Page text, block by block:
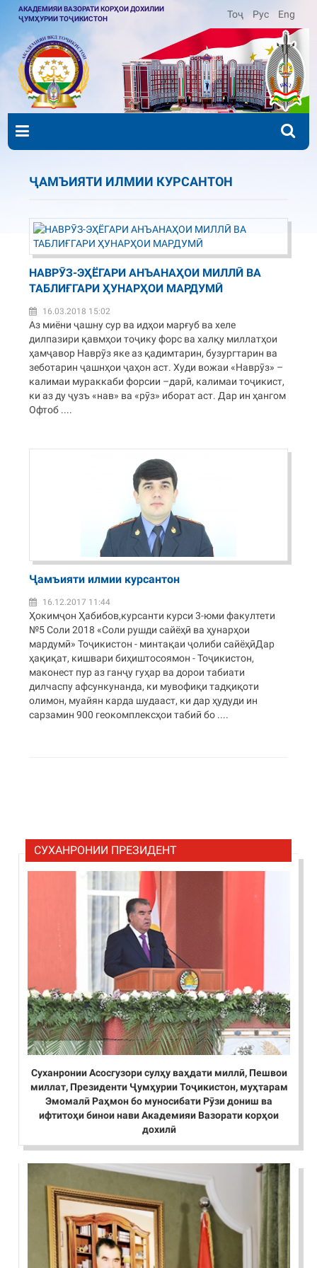
АКАДЕМИЯИ ВАЗОРАТИ КОРҲОИ ДОХИЛИИ
ҶУМҲУРИИ ТОҶИКИСТОН
Тоҷ Рус Eng
ҶАМЪИЯТИ ИЛМИИ КУРСАНТОН
НАВРӮЗ-ЭҲЁГАРИ АНЪАНАҲОИ МИЛЛӢ ВА
ТАБЛИҒГАРИ ҲУНАРҲОИ МАРДУМӢ
16.03.2018 15:02
Аз миёни ҷашну сур ва идҳои марғуб ва хеле
дилпазири қавмҳои тоҷику форс ва халқу миллатҳои
ҳамҷавор Наврӯз яке аз қадимтарин, бузургтарин ва
зеботарин ҷашнҳои ҷаҳон аст. Худи вожаи «Наврӯз» –
калимаи мураккаби форсии –дарӣ, калимаи тоҷикист,
ки аз ду ҷузъ «нав» ва «рӯз» иборат аст. Дар ин ҳангом
Офтоб ....
Ҷамъияти илмии курсантон
16.12.2017 11:44
Ҳокимҷон Ҳабибов,курсанти курси 3-юми факултети
№5 Соли 2018 «Соли рушди сайёҳӣ ва ҳунарҳои
мардумӣ» Тоҷикистон - минтақаи ҷолиби сайёҳӣДар
ҳақиқат, кишвари биҳиштосоямон - Тоҷикистон,
маконест пур аз ганҷу гуҳар ва дорои табиати
дилчаспу афсункунанда, ки мувофиқи тадқиқоти
олимон, муайян карда шудааст, ки дар ҳудуди ин
сарзамин 900 геокомплексҳои табиӣ бо ....
СУХАНРОНИИ ПРЕЗИДЕНТ
Суханронии Асосгузори сулҳу ваҳдати миллӣ, Пешвои
миллат, Президенти Ҷумҳурии Тоҷикистон, муҳтарам
Эмомалӣ Раҳмон бо муносибати Рӯзи дониш ва
ифтитоҳи бинои нави Академияи Вазорати корҳои
дохилӣ